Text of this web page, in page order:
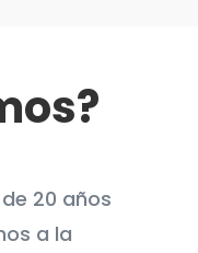
20 años
a la